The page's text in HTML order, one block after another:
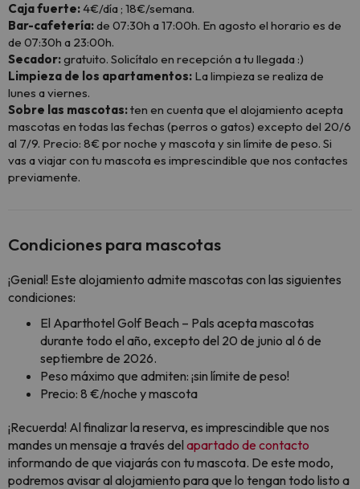
Caja fuerte:4€/día ; 18€/semana.
Bar-cafetería:de 07:30h a 17:00h. En agosto el horario es de
de 07:30h a 23:00h.
Secador:gratuito. Solicítalo en recepción a tu llegada :)
Limpieza de los apartamentos: La limpieza se realiza de
lunes a viernes.
Sobre las mascotas:ten en cuenta que el alojamiento acepta
mascotas en todas las fechas (perros o gatos) excepto del 20/6
al 7/9. Precio: 8€ por noche y mascota y sin límite de peso. Si
vas a viajar con tu mascota es imprescindible que nos contactes
previamente.
Condiciones para mascotas
¡Genial! Este alojamiento admite mascotas con las siguientes
condiciones:
El Aparthotel Golf Beach – Pals acepta mascotas
durante todo el año, excepto del 20 de junio al 6 de
septiembre de 2026.
Peso máximo que admiten: ¡sin límite de peso!
Precio: 8 €/noche y mascota
¡Recuerda! Al finalizar la reserva, es imprescindible que nos
mandes un mensaje a través del apartado de contacto
informando de que viajarás con tu mascota. De este modo,
podremos avisar al alojamiento para que lo tengan todo listo a